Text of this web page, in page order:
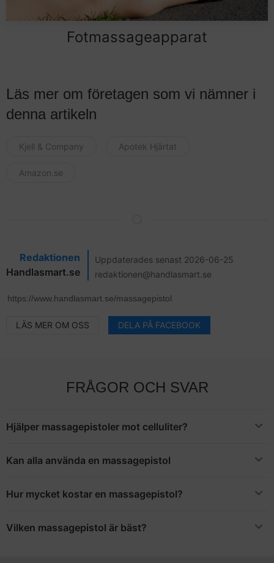
Fotmassageapparat
Läs mer om företagen som vi nämner i
denna artikeln
Kjell & Company Apotek Hjärtat
Amazon.se
Redaktionen
Handlasmart.se
Uppdaterades senast 2026-06-25
redaktionen@handlasmart.se
LÄS MER OM OSS DELA PÅ FACEBOOK
FRÅGOR OCH SVAR
Hjälper massagepistoler mot celluliter?
verkligen får igång blodcirkulationen och knådar fett- och
Kan alla använda en massagepistol
du behöva rådgivning av en läkare eller sjukterapeut för att inte
Hur mycket kostar en massagepistol?
par tusen kronor för den.
Vilken massagepistol är bäst?